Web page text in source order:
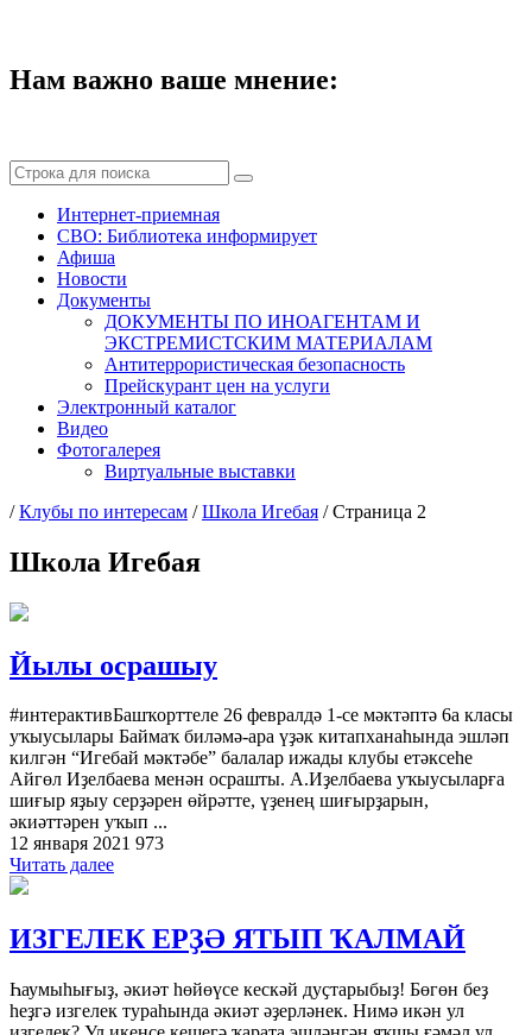
Нам важно ваше мнение:
Интернет-приемная
СВО: Библиотека информирует
Афиша
Новости
Документы
ДОКУМЕНТЫ ПО ИНОАГЕНТАМ И
ЭКСТРЕМИСТСКИМ МАТЕРИАЛАМ
Антитеррористическая безопасность
Прейскурант цен на услуги
Электронный каталог
Видео
Фотогалерея
Виртуальные выставки
/Клубы по интересам /Школа Игебая /Страница 2
Школа Игебая
Йылы осрашыу
#интерактивБашҡорттеле 26 февралдә 1-се мәктәптә 6а класы
уҡыусылары Баймаҡ биләмә-ара үҙәк китапханаһында эшләп
килгән “Игебай мәктәбе” балалар ижады клубы етәксеһе
Айгөл Иҙелбаева менән осрашты. А.Иҙелбаева уҡыусыларға
шиғыр яҙыу серҙәрен өйрәтте, үҙенең шиғырҙарын,
әкиәттәрен уҡып ...
12 января 2021 973
Читать далее
ИЗГЕЛЕК ЕРҘӘ ЯТЫП ҠАЛМАЙ
Һаумыһығыҙ, әкиәт һөйөүсе кескәй дуҫтарыбыҙ! Бөгөн беҙ
һеҙгә изгелек тураһында әкиәт әҙерләнек. Нимә икән ул